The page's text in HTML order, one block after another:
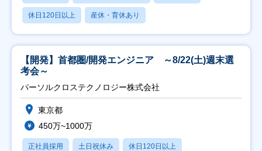
休日120日以上 産休・育休あり
【開発】首都圏/開発エンジニア ～8/22(土)週末選
考会～
パーソルクロステクノロジー株式会社
東京都
450万~1000万
正社員採用 土日祝休み 休日120日以上